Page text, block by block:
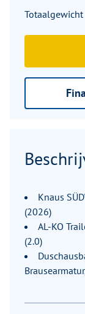
Totaalgewicht
Knaus
(2026)
AL-KO
(2.0)